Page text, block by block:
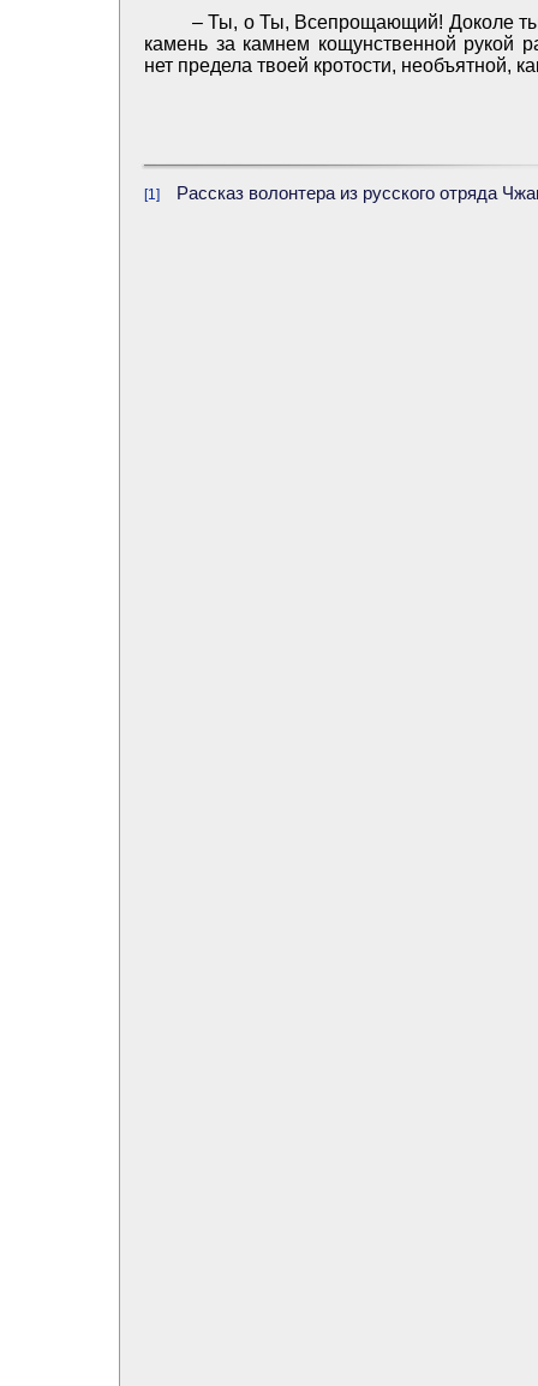
– Ты, о Ты, Всепрощающий! Доколе ты
камень за камнем кощунственной рукой
нет предела твоей кротости, необъятной,
[1] Рассказ волонтера из русского отряда